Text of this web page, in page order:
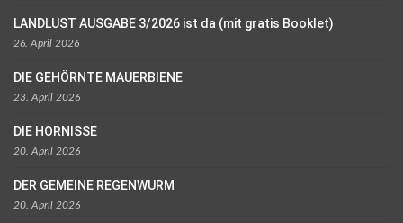
LANDLUST AUSGABE 3/2026 ist da (mit gratis Booklet)
26. April 2026
DIE GEHÖRNTE MAUERBIENE
23. April 2026
DIE HORNISSE
20. April 2026
DER GEMEINE REGENWURM
20. April 2026